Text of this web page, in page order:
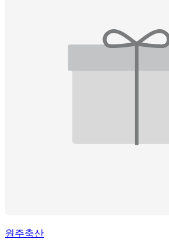
원주축산